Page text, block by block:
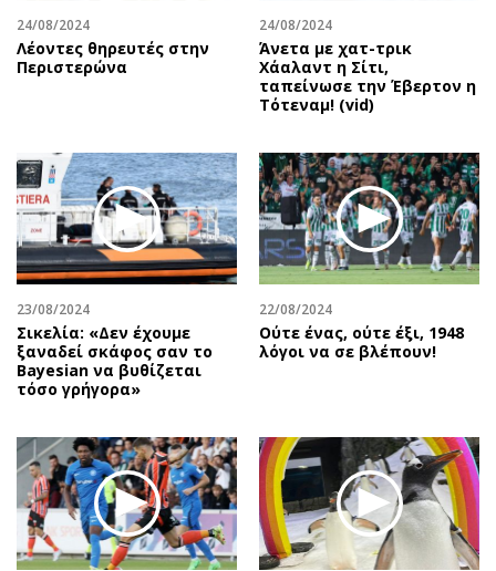
24/08/2024
Λέοντες θηρευτές στην
Περιστερώνα
24/08/2024
Άνετα με χατ-τρικ
Χάαλαντ η Σίτι,
ταπείνωσε την Έβερτον η
Τότεναμ! (vid)
23/08/2024
Σικελία: «Δεν έχουμε
ξαναδεί σκάφος σαν το
Bayesian να βυθίζεται
τόσο γρήγορα»
22/08/2024
Ούτε ένας, ούτε έξι, 1948
λόγοι να σε βλέπουν!